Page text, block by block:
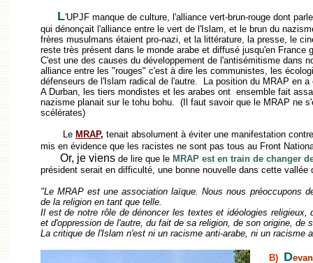
L'UPJF manque de culture, l'alliance vert-brun-rouge dont
qui dénonçait l'alliance entre le vert de l'Islam, et le brun du
frères musulmans étaient pro-nazi, et la littérature, la presse, le
reste très présent dans le monde arabe et diffusé jusqu'en France
C'est une des causes du développement de l'antisémitisme dans
alliance entre les "rouges" c'est à dire les communistes, les
défenseurs de l'Islam radical de l'autre. La position du MRAP en a
A Durban, les tiers mondistes et les arabes ont ensemble fait
nazisme planait sur le tohu bohu. (Il faut savoir que le MRAP ne
scélérates)
Le MRAP, tenait absolument à éviter une manifestation
mis en évidence que les racistes ne sont pas tous au Front
Or, je viens de lire que le MRAP est en train de changer
président serait en difficulté, une bonne nouvelle dans cette vallée
"Le MRAP est une association laïque. Nous nous préoccupons
de la religion en tant que telle.
Il est de notre rôle de dénoncer les textes et idéologies religieux,
et d'oppression de l'autre, du fait de sa religion, de son origine, de
La critique de l'Islam n'est ni un racisme anti-arabe, ni un racisme
B) D